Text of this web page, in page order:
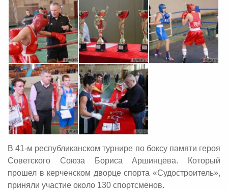
В 41-м республиканском турнире по боксу памяти героя
Советского Союза Бориса Аршинцева. Который
прошел в керченском дворце спорта «Судостроитель»,
приняли участие около 130 спортсменов.